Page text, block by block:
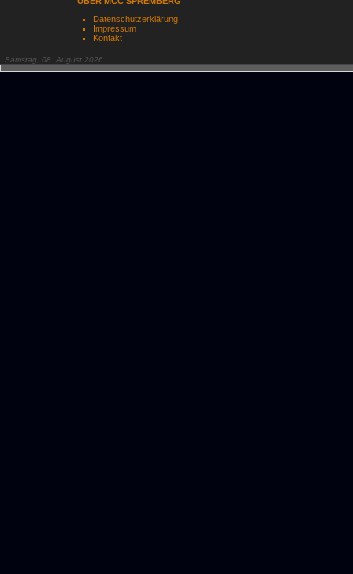
Datenschutzerklärung
Impressum
Kontakt
Samstag, 08. August 2026